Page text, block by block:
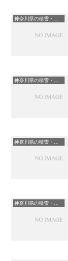
神奈川県の積雪・凍結情報
神奈川県の積雪・凍結情報